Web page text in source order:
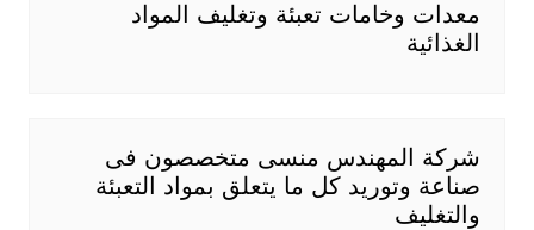
معدات وخامات تعبئة وتغليف المواد
الغذائية
شركة المهندس منسى متخصصون فى
صناعة وتوريد كل ما يتعلق بمواد التعبئة
والتغليف